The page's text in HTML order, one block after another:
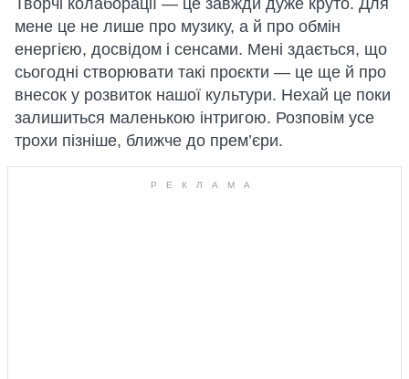
Творчі колаборації — це завжди дуже круто. Для
мене це не лише про музику, а й про обмін
енергією, досвідом і сенсами. Мені здається, що
сьогодні створювати такі проєкти — це ще й про
внесок у розвиток нашої культури. Нехай це поки
залишиться маленькою інтригою. Розповім усе
трохи пізніше, ближче до прем’єри.